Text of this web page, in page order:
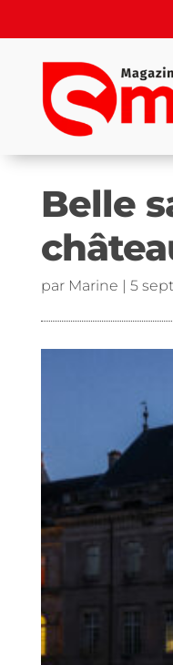
Belle
par Marine | 5